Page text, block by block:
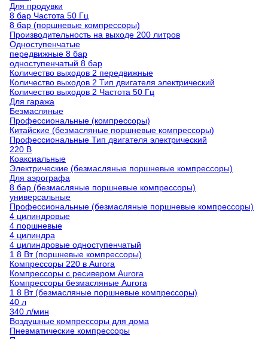
Для продувки
8 бар Частота 50 Гц
8 бар (поршневые компрессоры)
Производительность на выходе 200 литров
Одноступенчатые
передвижные 8 бар
одноступенчатый 8 бар
Количество выходов 2 передвижные
Количество выходов 2 Тип двигателя электрический
Количество выходов 2 Частота 50 Гц
Для гаража
Безмасляные
Профессиональные (компрессоры)
Китайские (безмасляные поршневые компрессоры)
Профессиональные Тип двигателя электрический
220 В
Коаксиальные
Электрические (безмасляные поршневые компрессоры)
Для аэрографа
8 бар (безмасляные поршневые компрессоры)
универсальные
Профессиональные (безмасляные поршневые компрессоры)
4 цилиндровые
4 поршневые
4 цилиндра
4 цилиндровые одноступенчатый
1 8 Вт (поршневые компрессоры)
Компрессоры 220 в Aurora
Компрессоры с ресивером Aurora
Компрессоры безмасляные Aurora
1 8 Вт (безмасляные поршневые компрессоры)
40 л
340 л/мин
Воздушные компрессоры для дома
Пневматические компрессоры